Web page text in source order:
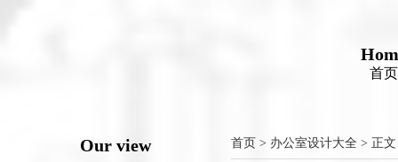
首页
Our view
意"
首页 > 办公室设计大全 > 正文